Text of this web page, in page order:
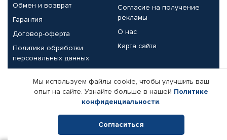
Обмен и возврат
Гарантия
Договор-оферта
Политика обработки
персональных данных
Согласие на получение
рекламы
О нас
Карта сайта
Партнерам
Корпоративным клиентам
Поставщикам
Реквизиты компании
Мы используем файлы cookie, чтобы улучшить ваш
опыт на сайте. Узнайте больше в нашей Политике
конфиденциальности.
Согласиться